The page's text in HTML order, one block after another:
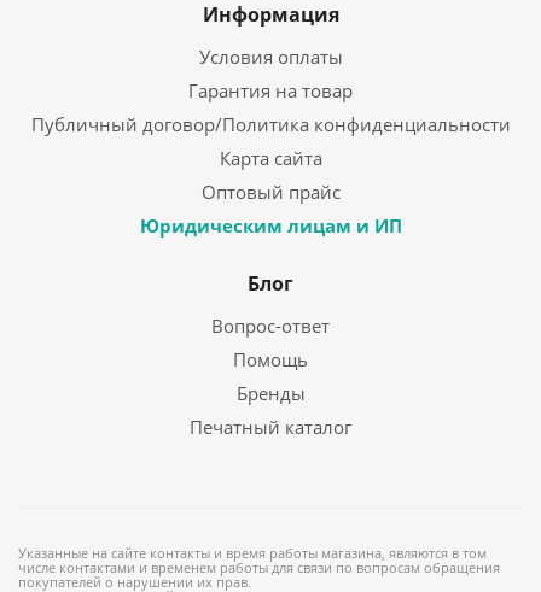
Информация
Условия оплаты
Гарантия на товар
Публичный договор/Политика конфиденциальности
Карта сайта
Оптовый прайс
Юридическим лицам и ИП
Блог
Вопрос-ответ
Помощь
Бренды
Печатный каталог
Указанные на сайте контакты и время работы магазина, являются в том
числе контактами и временем работы для связи по вопросам обращения
покупателей о нарушении их прав.